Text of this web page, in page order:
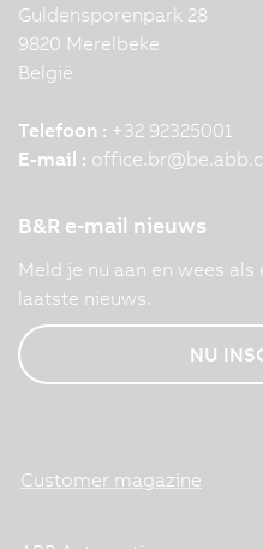
Guldensporenpark 28
9820 Merelbeke
België
Telefoon : +32 92325001
E-mail : office.br@
B&R e-mail nieuws
Meld je nu aan en wees
laatste nieuws.
NU
Customer magazine